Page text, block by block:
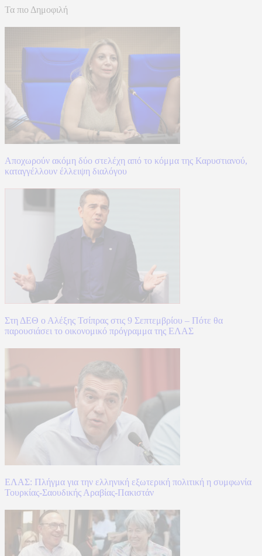
Τα πιο Δημοφιλή
Αποχωρούν ακόμη δύο στελέχη από το κόμμα της Καρυστιανού,
καταγγέλλουν έλλειψη διαλόγου
Στη ΔΕΘ ο Αλέξης Τσίπρας στις 9 Σεπτεμβρίου – Πότε θα
παρουσιάσει το οικονομικό πρόγραμμα της ΕΛΑΣ
ΕΛΑΣ: Πλήγμα για την ελληνική εξωτερική πολιτική η συμφωνία
Τουρκίας-Σαουδικής Αραβίας-Πακιστάν